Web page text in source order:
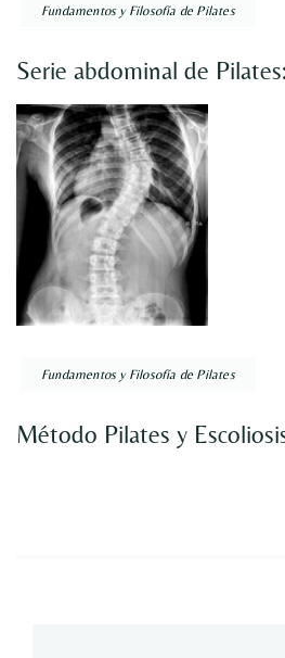
Fundamentos y Filosofía de Pilates
Serie abdominal de
Fundamentos y Filosofía de Pilates
Método Pilates y